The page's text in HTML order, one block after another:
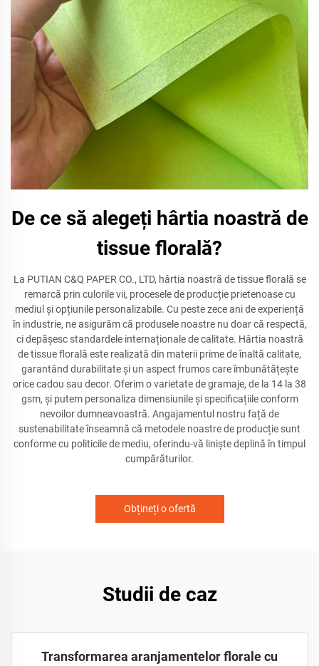
De ce să alegeți hârtia noastră de
tissue florală?
La PUTIAN C&Q PAPER CO., LTD, hârtia noastră de tissue florală se
remarcă prin culorile vii, procesele de producție prietenoase cu
mediul și opțiunile personalizabile. Cu peste zece ani de experiență
în industrie, ne asigurăm că produsele noastre nu doar că respectă,
ci depășesc standardele internaționale de calitate. Hârtia noastră
de tissue florală este realizată din materii prime de înaltă calitate,
garantând durabilitate și un aspect frumos care îmbunătățește
orice cadou sau decor. Oferim o varietate de gramaje, de la 14 la 38
gsm, și putem personaliza dimensiunile și specificațiile conform
nevoilor dumneavoastră. Angajamentul nostru față de
sustenabilitate înseamnă că metodele noastre de producție sunt
conforme cu politicile de mediu, oferindu-vă liniște deplină în timpul
cumpărăturilor.
Obțineți o ofertă
Studii de caz
Transformarea aranjamentelor florale cu